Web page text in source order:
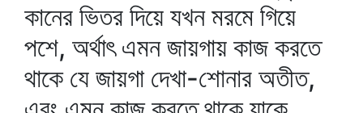
কানের ভিতর দিয়ে যখন মরমে গিয়ে
পশে, অর্থাৎ এমন জায়গায় কাজ করতে
থাকে যে জায়গা দেখা-শোনার অতীত,